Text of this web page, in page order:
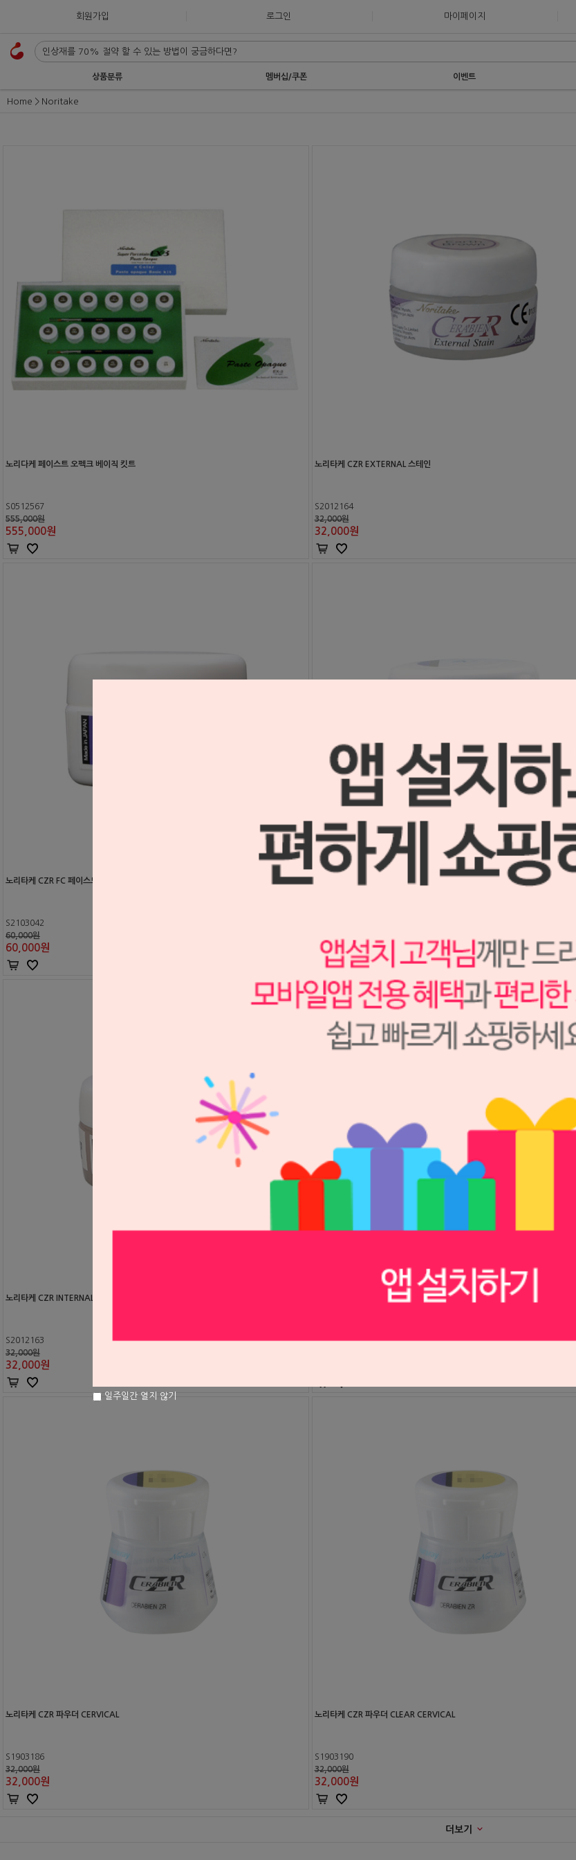
회원가입 로그인 마이페이지
상품분류 멤버십/쿠폰 이벤트
Home Noritake
노리다케 페이스트 오펙크 베이직 킷트
S0512567
555,000원
555,000원
노리타케 CZR EXTERNAL 스테인
S2012164
32,000원
32,000원
노리타케 CZR FC 페이스트 글레이즈
S2103042
60,000원
60,000원
노리타케 CZR FC 페이스트 스테인
58,000원
노리타케 CZR INTERNAL 스테인
S2012163
32,000원
32,000원
노리타케 CZR 파우더 ADD-ON
S1903193
노리타케 CZR 파우더 CERVICAL
S1903186
32,000원
32,000원
노리타케 CZR 파우더 CLEAR CERVICAL
S1903190
32,000원
32,000원
더보기
일주일간 열지 않기